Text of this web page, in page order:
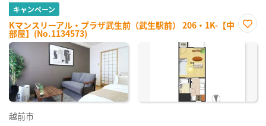
キャンペーン
Kマンスリーアル・プラザ武生前（武生駅前） 206・1K-【中
部屋】(No.1134573)
に入
越前市